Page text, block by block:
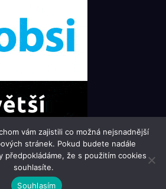
| člen skupiny 123jobs Media |
| Theme by
vám zajistili co možná nejsnadnější
stránek. Pokud budete nadále
předpokládáme, že s použitím cookies
souhlasíte.
Souhlasím